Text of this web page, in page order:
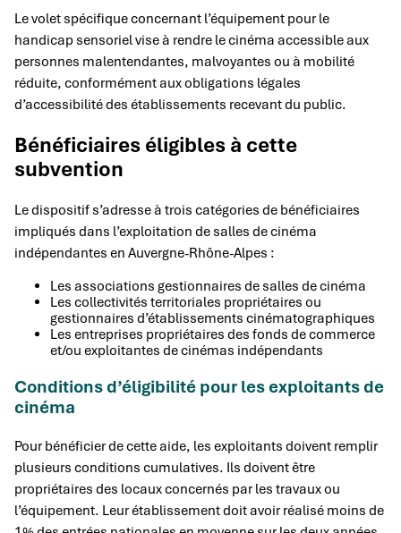
Le volet spécifique concernant l’équipement pour le
handicap sensoriel vise à rendre le cinéma accessible aux
personnes malentendantes, malvoyantes ou à mobilité
réduite, conformément aux obligations légales
d’accessibilité des établissements recevant du public.
Bénéficiaires éligibles à cette
subvention
Le dispositif s’adresse à trois catégories de bénéficiaires
impliqués dans l’exploitation de salles de cinéma
indépendantes en Auvergne-Rhône-Alpes :
Les associations gestionnaires de salles de cinéma
Les collectivités territoriales propriétaires ou
gestionnaires d’établissements cinématographiques
Les entreprises propriétaires des fonds de commerce
et/ou exploitantes de cinémas indépendants
Conditions d’éligibilité pour les exploitants de
cinéma
Pour bénéficier de cette aide, les exploitants doivent remplir
plusieurs conditions cumulatives. Ils doivent être
propriétaires des locaux concernés par les travaux ou
l’équipement. Leur établissement doit avoir réalisé moins de